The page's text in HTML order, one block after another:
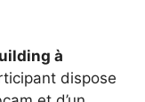
à
dispose